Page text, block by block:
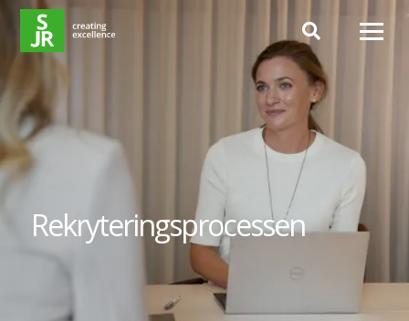
Hoppa till innehåll
Rekryteringsprocessen